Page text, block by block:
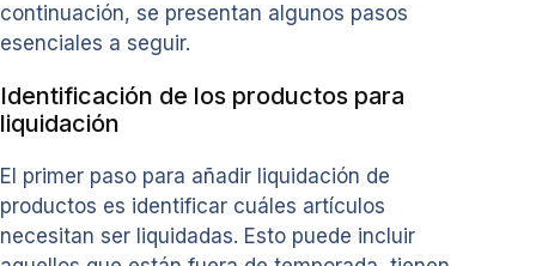
continuación, se presentan algunos pasos
esenciales a seguir.
Identificación de los productos para
liquidación
El primer paso para añadir liquidación de
productos es identificar cuáles artículos
necesitan ser liquidadas. Esto puede incluir